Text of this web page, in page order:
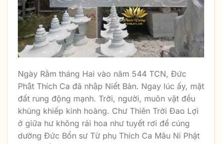
Ngày Rằm tháng Hai vào năm 544 TCN, Đức
Phật Thích Ca đã nhập Niết Bàn. Ngay lúc ấy, mặt
đất rung động mạnh. Trời, người, muôn vật đều
khủng khiếp kinh hoàng. Chư Thiên Trời Đao Lợi
ở giữa hư không rải hoa như tuyết rơi để cúng
dường Đức Bổn sư Từ phụ Thích Ca Mâu Ni Phật